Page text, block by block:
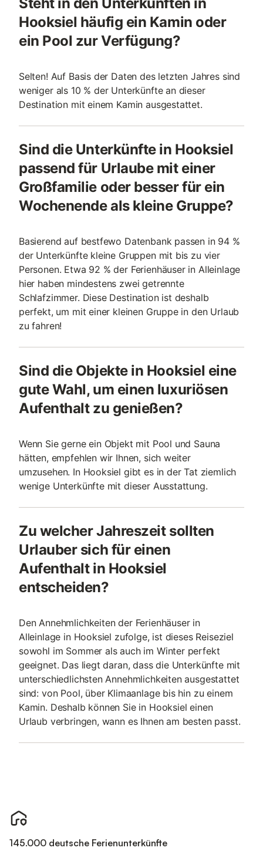
Hooksiel häufig ein Kamin oder
ein Pool zur Verfügung?
Selten! Auf Basis der Daten des letzten Jahres sind
weniger als 10 % der Unterkünfte an dieser
Destination mit einem Kamin ausgestattet.
Sind die Unterkünfte in Hooksiel
passend für Urlaube mit einer
Großfamilie oder besser für ein
Wochenende als kleine Gruppe?
Basierend auf bestfewo Datenbank passen in 94 %
der Unterkünfte kleine Gruppen mit bis zu vier
Personen. Etwa 92 % der Ferienhäuser in Alleinlage
hier haben mindestens zwei getrennte
Schlafzimmer. Diese Destination ist deshalb
perfekt, um mit einer kleinen Gruppe in den Urlaub
zu fahren!
Sind die Objekte in Hooksiel eine
gute Wahl, um einen luxuriösen
Aufenthalt zu genießen?
Wenn Sie gerne ein Objekt mit Pool und Sauna
hätten, empfehlen wir Ihnen, sich weiter
umzusehen. In Hooksiel gibt es in der Tat ziemlich
wenige Unterkünfte mit dieser Ausstattung.
Zu welcher Jahreszeit sollten
Urlauber sich für einen
Aufenthalt in Hooksiel
entscheiden?
Den Annehmlichkeiten der Ferienhäuser in
Alleinlage in Hooksiel zufolge, ist dieses Reiseziel
sowohl im Sommer als auch im Winter perfekt
geeignet. Das liegt daran, dass die Unterkünfte mit
unterschiedlichsten Annehmlichkeiten ausgestattet
sind: von Pool, über Klimaanlage bis hin zu einem
Kamin. Deshalb können Sie in Hooksiel einen
Urlaub verbringen, wann es Ihnen am besten passt.
145.000 deutsche Ferienunterkünfte